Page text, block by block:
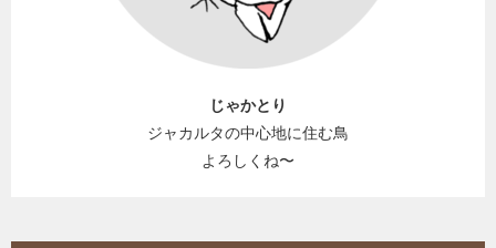
じゃかとり
ジャカルタの中心地に住む鳥
よろしくね〜